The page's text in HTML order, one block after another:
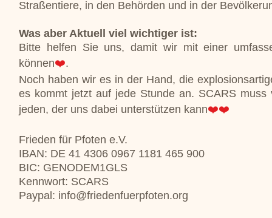
Straßentiere, in den Behörden und in der
Was aber Aktuell viel wichtiger ist:
Bitte helfen Sie uns, damit wir mit einer
können❤️.
Noch haben wir es in der Hand, die
es kommt jetzt auf jede Stunde an. SCARS
jeden, der uns dabei unterstützen kann❤️❤️
Frieden für Pfoten e.V.
IBAN: DE 41 4306 0967 1181 465 900
BIC: GENODEM1GLS
Kennwort: SCARS
Paypal: info@friedenfuerpfoten.org